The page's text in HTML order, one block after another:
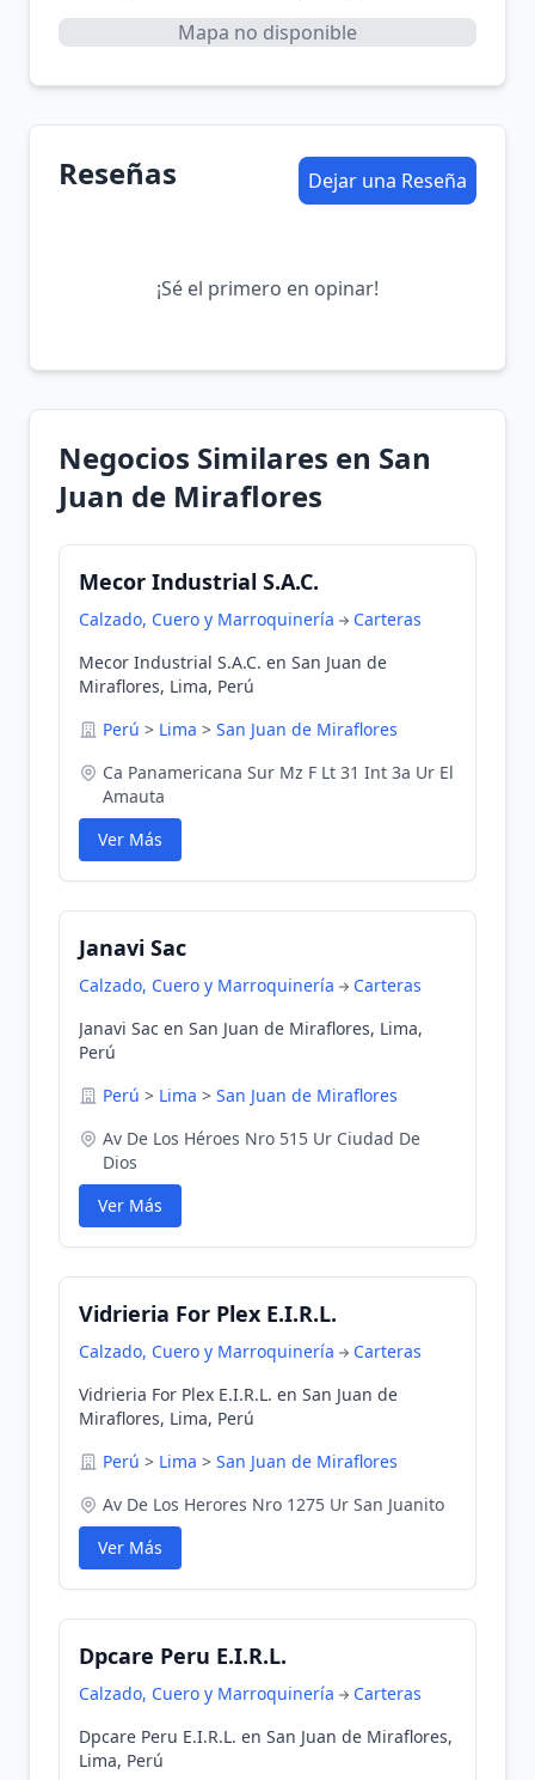
Mapa no disponible
Reseñas Dejar una Reseña
¡Sé el primero en opinar!
Negocios Similares en San
Juan de Miraflores
Mecor Industrial S.A.C.
Calzado, Cuero y Marroquinería
Carteras
Mecor Industrial S.A.C. en San Juan de
Miraflores, Lima, Perú
Perú > Lima > San Juan de Miraflores
Ca Panamericana Sur Mz F Lt 31 Int 3a Ur El
Amauta
Ver Más
Janavi Sac
Calzado, Cuero y Marroquinería
Carteras
Janavi Sac en San Juan de Miraflores, Lima,
Perú
Perú > Lima > San Juan de Miraflores
Av De Los Héroes Nro 515 Ur Ciudad De
Dios
Ver Más
Vidrieria For Plex E.I.R.L.
Calzado, Cuero y Marroquinería
Carteras
Vidrieria For Plex E.I.R.L. en San Juan de
Miraflores, Lima, Perú
Perú > Lima > San Juan de Miraflores
Av De Los Herores Nro 1275 Ur San Juanito
Ver Más
Dpcare Peru E.I.R.L.
Calzado, Cuero y Marroquinería
Carteras
Dpcare Peru E.I.R.L. en San Juan de Miraflores,
Lima, Perú